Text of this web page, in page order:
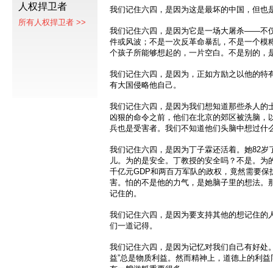
人权捍卫者
所有人权捍卫者 >>
我们记住六四，是因为这是最坏的中国，但也
我们记住六四，是因为它是一场大屠杀——不
件或风波；不是一次反革命暴乱，不是一个模
个孩子所能够想起的，一片空白。不是别的，
我们记住六四，是因为，正如方励之以他的特
有大国侵略他自己。
我们记住六四，是因为我们想知道那些杀人的
凶狠的命令之前，他们在北京的郊区被洗脑，
兵也是受害者。我们不知道他们头脑中想过什
我们记住六四，是因为丁子霖还活着。她82
儿。为的是安全。丁教授的安全吗？不是。为
千亿元GDP和两百万军队的政权，竟然需要
害。怕的不是他的力气，是她脑子里的想法。
记住的。
我们记住六四，是因为要支持其他的想记住的
们一道记得。
我们记住六四，是因为记忆对我们自己有好处
益”总是物质利益。然而精神上，道德上的利